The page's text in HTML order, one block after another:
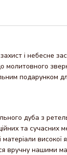
і небесне
молитовного
подарунком
дуба з
та сучасних
високої
вручну нашими